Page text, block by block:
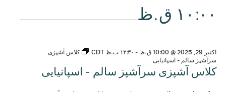
۱۰:۰۰ ق.ظ
کلاس آشپزی سرآشپز سالم - اسپانیایی
اکتبر 29, 2025 @ 10:00 ق.ظ - ۱۲:۳۰ ب.ظ CDT
کلاس آشپزی
سرآشپز سالم - اسپانیایی